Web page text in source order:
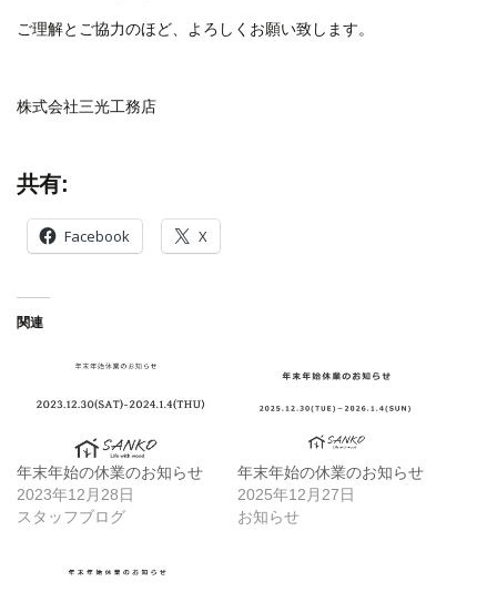
ご理解とご協力のほど、よろしくお願い致します。
株式会社三光工務店
共有:
Facebook X
関連
年末年始の休業のお知らせ
2023年12月28日
スタッフブログ
年末年始の休業のお知らせ
2025年12月27日
お知らせ